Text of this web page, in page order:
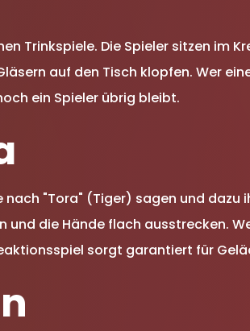
Trinkspiele. Die Spieler sitzen im
auf den Tisch klopfen. Wer
ein Spieler übrig bleibt.
nach "Tora" (Tiger) sagen und dazu
die Hände flach ausstrecken.
sorgt garantiert für